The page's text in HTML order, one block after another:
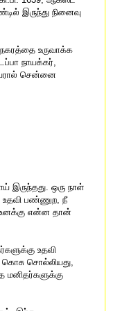
இருந்து நினைவு
உருவாக்க
நாயக்கர்,
சென்னை
இருந்தது. ஒரு நாள்
உதவி பண்ணுற, நீ
உனக்கு என்ன தான்
உதவி
சொல்லியது,